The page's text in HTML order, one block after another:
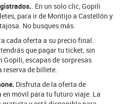
. En un solo clic, Gopili
para ir de Montijo a Castellón y
No busques más.
cada oferta a su precio final.
que pagar tu ticket, sin
escapas de sorpresas
de billete.
Disfruta de la oferta de
móvil para tu futuro viaje. La